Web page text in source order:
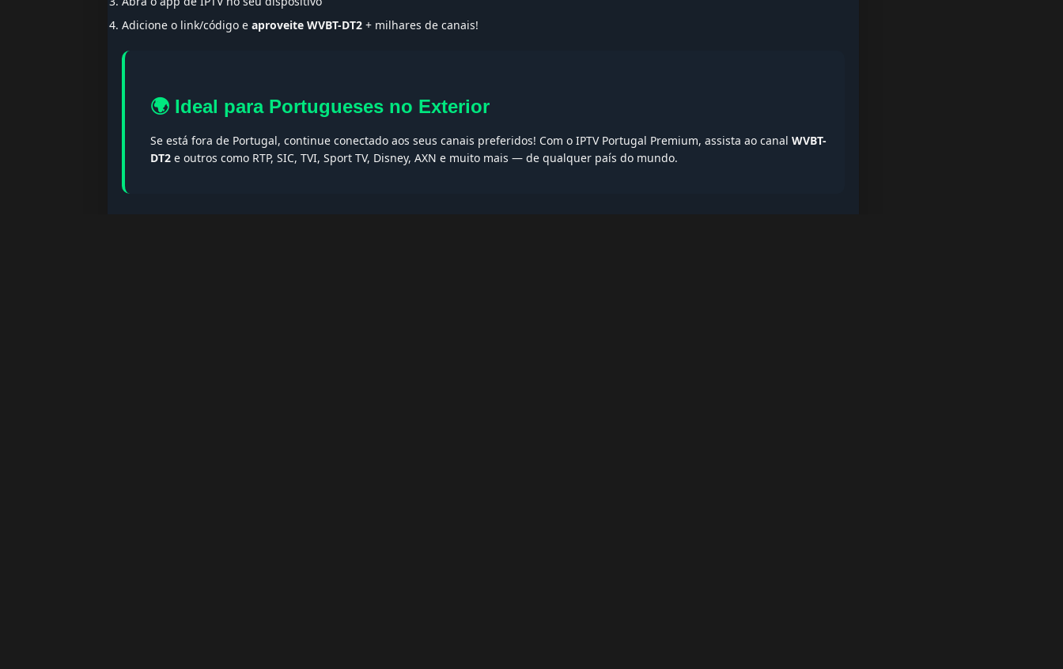
Adicione o link/código e aproveite WVBT-DT2 + milhares de canais!
🌍 Ideal para Portugueses no Exterior
Se está fora de Portugal, continue conectado aos seus canais preferidos! Com o IPTV Portugal Premium, assista ao canal WVBT-
DT2 e outros como RTP, SIC, TVI, Sport TV, Disney, AXN e muito mais — de qualquer país do mundo.